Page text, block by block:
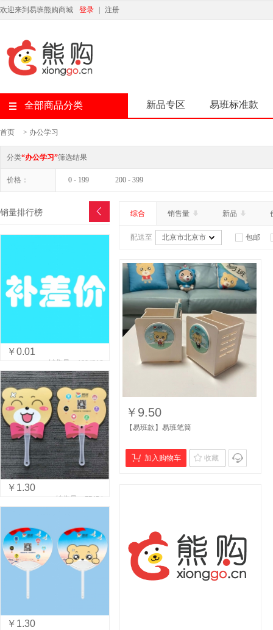
欢迎来到易班熊购商城 登录 注册
全部商品分类 新品专区 易班标准款
首页 > 办公学习
分类“办公学习”筛选结果
价格： 0 - 199 200 - 399
销量排行榜
￥0.01
销售量：1904216
￥1.30
销售量：77454
￥1.30
综合 销售量 新品
配送至 北京市北京市 包邮
￥9.50
【易班款】易班笔筒
加入购物车 收藏